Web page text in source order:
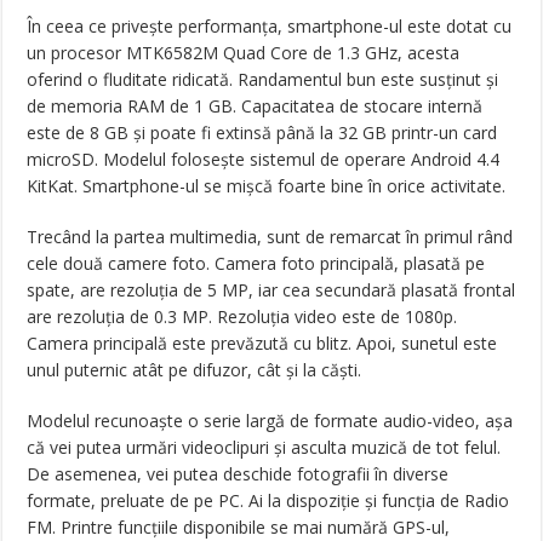
În ceea ce privește performanța, smartphone-ul este dotat cu
un procesor MTK6582M Quad Core de 1.3 GHz, acesta
oferind o fluditate ridicată. Randamentul bun este susținut și
de memoria RAM de 1 GB. Capacitatea de stocare internă
este de 8 GB și poate fi extinsă până la 32 GB printr-un card
microSD. Modelul folosește sistemul de operare Android 4.4
KitKat. Smartphone-ul se mișcă foarte bine în orice activitate.
Trecând la partea multimedia, sunt de remarcat în primul rând
cele două camere foto. Camera foto principală, plasată pe
spate, are rezoluția de 5 MP, iar cea secundară plasată frontal
are rezoluția de 0.3 MP. Rezoluția video este de 1080p.
Camera principală este prevăzută cu blitz. Apoi, sunetul este
unul puternic atât pe difuzor, cât și la căști.
Modelul recunoaște o serie largă de formate audio-video, așa
că vei putea urmări videoclipuri și asculta muzică de tot felul.
De asemenea, vei putea deschide fotografii în diverse
formate, preluate de pe PC. Ai la dispoziție și funcția de Radio
FM. Printre funcțiile disponibile se mai numără GPS-ul,